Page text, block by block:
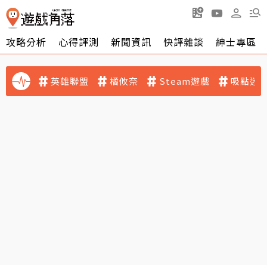
攻略分析 心得評測 新聞資訊 快評雜談 紳士專區
英雄聯盟 橘攸奈 Steam遊戲 吸點迷